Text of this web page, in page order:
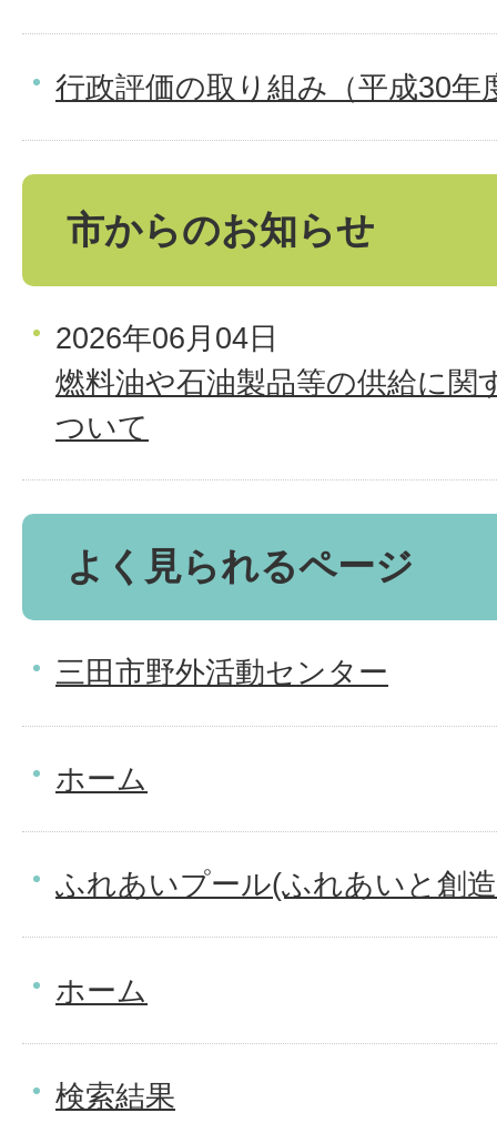
行政評価の取り組み（平成30年
市からのお知らせ
2026年06月04日
燃料油や石油製品等の供給に関
ついて
よく見られるページ
三田市野外活動センター
ホーム
ふれあいプール(ふれあいと創
ホーム
検索結果